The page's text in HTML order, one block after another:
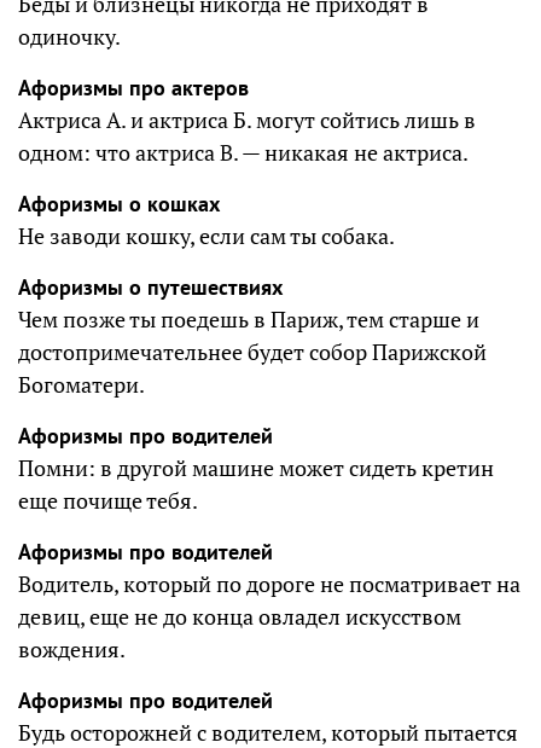
одиночку.
Афоризмы про актеров
Актриса А. и актриса Б. могут сойтись лишь в
одном: что актриса В. — никакая не актриса.
Афоризмы о кошках
Не заводи кошку, если сам ты собака.
Афоризмы о путешествиях
Чем позже ты поедешь в Париж, тем старше и
достопримечательнее будет собор Парижской
Богоматери.
Афоризмы про водителей
Помни: в другой машине может сидеть кретин
еще почище тебя.
Афоризмы про водителей
Водитель, который по дороге не посматривает на
девиц, еще не до конца овладел искусством
вождения.
Афоризмы про водителей
Будь осторожней с водителем, который пытается